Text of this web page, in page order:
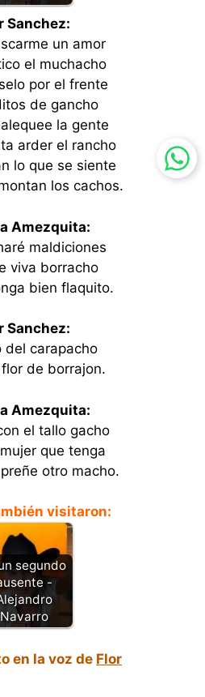
Sanchez:
un amor
el muchacho
por el frente
de gancho
la gente
arder el rancho
lo que se siente
los cachos.
Amezquita:
maldiciones
viva borracho
bien flaquito.
Sanchez:
del carapacho
de borrajon.
Amezquita:
el tallo gacho
que tenga
otro macho.
visitaron:
segundo
-
Navarro
en la voz de Flor